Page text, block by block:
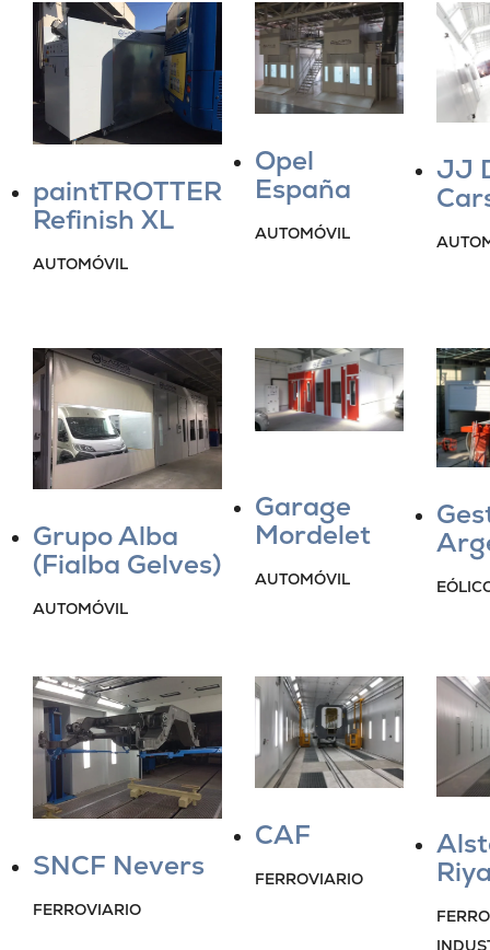
paintTROTTER
Refinish XL
AUTOMÓVIL
Opel
España
AUTOMÓVIL
JJ
Grupo Alba
(Fialba Gelves)
AUTOMÓVIL
Garage
Mordelet
AUTOMÓVIL
SNCF Nevers
FERROVIARIO
CAF
FERROVIARIO